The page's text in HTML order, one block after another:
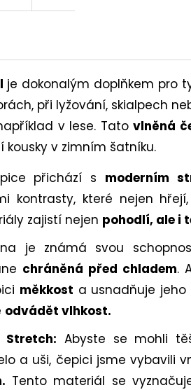
je dokonalým doplňkem pro
při lyžování, skialpech
v lese. Tato vlněná
v zimním šatníku.
přichází s moderním
kontrasty, které nejen
zajistí nejen pohodlí, ale i
je známá svou
chráněná před chladem.
měkkost a usnadňuje
odvádět vlhkost.
Stretch: Abyste se mohli
a uši, čepici jsme vybavili
Tento materiál se